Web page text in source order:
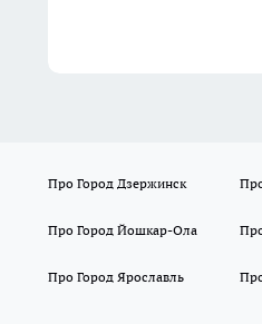
Про Город Дзержинск
Про Город Йошкар-Ола
Про Город Ярославль